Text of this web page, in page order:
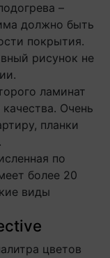
–
должно быть
покрытия.
рисунок не
ламинат
Очень
планки
по
более 20
виды
цветов